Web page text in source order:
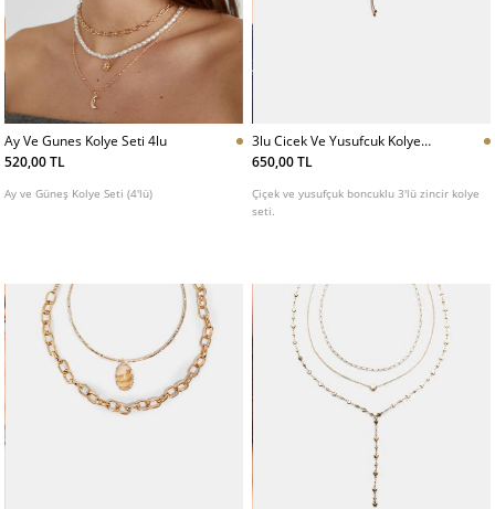
Ay Ve Gunes Kolye Seti 4lu
520,00 TL
Ay ve Güneş Kolye Seti (4'lü)
3lu Cicek Ve Yusufcuk Kolye
Seti
650,00 TL
Çiçek ve yusufçuk boncuklu 3'lü zincir kolye
seti.